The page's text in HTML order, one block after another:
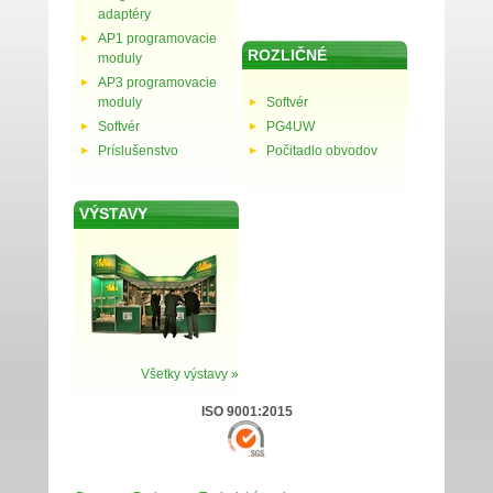
adaptéry
AP1 programovacie
moduly
AP3 programovacie
moduly
Softvér
Príslušenstvo
ROZLIČNÉ
Softvér
PG4UW
Počitadlo obvodov
VÝSTAVY
Všetky výstavy »
ISO 9001:2015